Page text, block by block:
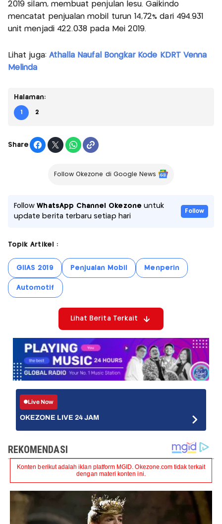
2019 silam, membuat penjulan lesu. Gaikindo
mencatat penjualan mobil turun 14,72% dari 494.931
unit menjadi 422.038 pada Mei 2019.
Lihat juga: Athalla Naufal Bongkar Kode KDRT Venna
Melinda
Halaman:
1 2
Share
Follow Okezone di Google News
FollowWhatsApp Channel Okezone untuk
update berita terbaru setiap hari
Follow
Topik Artikel :
GIIAS 2019 Penjualan Mobil Menperin
Automotif
Lihat Berita Terkait
Live Now
OKEZONE LIVE 24 JAM